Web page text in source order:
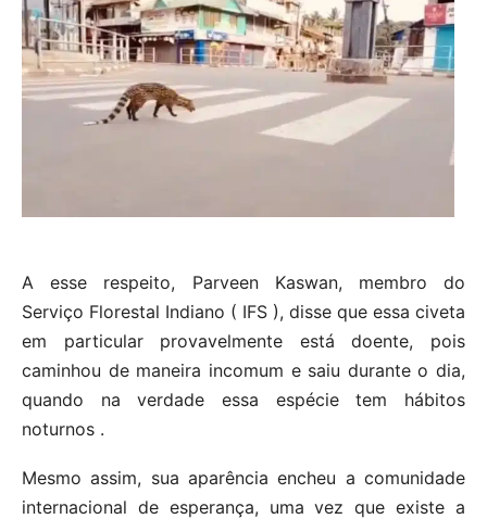
A esse respeito, Parveen Kaswan, membro do
Serviço Florestal Indiano ( IFS ), disse que essa civeta
em particular provavelmente está doente, pois
caminhou de maneira incomum e saiu durante o dia,
quando na verdade essa espécie tem hábitos
noturnos .
Mesmo assim, sua aparência encheu a comunidade
internacional de esperança, uma vez que existe a